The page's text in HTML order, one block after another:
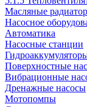
Масляные
Насосное
Автоматика
Насосные станции
Поверхностные
Вибрационные
Дренажные насосы
Мотопомпы